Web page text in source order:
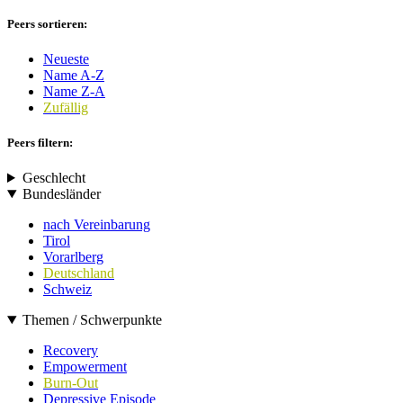
Peers sortieren:
Neueste
Name A-Z
Name Z-A
Zufällig
Peers filtern:
Geschlecht
Bundesländer
nach Vereinbarung
Tirol
Vorarlberg
Deutschland
Schweiz
Themen / Schwerpunkte
Recovery
Empowerment
Burn-Out
Depressive Episode